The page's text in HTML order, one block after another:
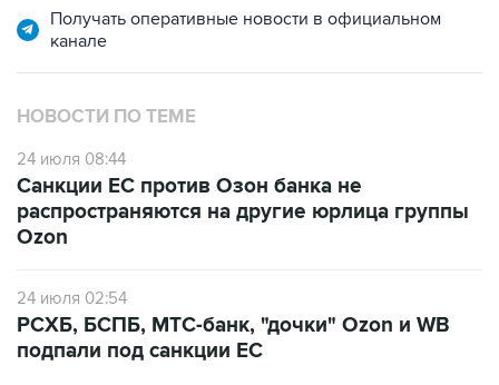
Получать оперативные новости в официальном
канале
НОВОСТИ ПО ТЕМЕ
24 июля 08:44
Санкции ЕС против Озон банка не
распространяются на другие юрлица группы
Ozon
24 июля 02:54
РСХБ, БСПБ, МТС-банк, "дочки" Ozon и WB
подпали под санкции ЕС